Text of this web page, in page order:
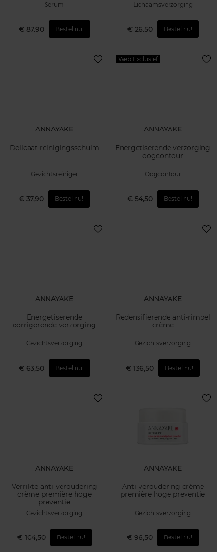
Serum
€ 87,90 Bestel nu!
Lichaamsverzorging
€ 26,50 Bestel nu!
ANNAYAKE
Delicaat reinigingsschuim
Gezichtsreiniger
€ 37,90 Bestel nu!
Web Exclusief
ANNAYAKE
Energetiserende verzorging
oogcontour
Oogcontour
€ 54,50 Bestel nu!
ANNAYAKE
Energetiserende
corrigerende verzorging
Gezichtsverzorging
€ 63,50 Bestel nu!
ANNAYAKE
Redensifierende anti-rimpel
crème
Gezichtsverzorging
€ 136,50 Bestel nu!
ANNAYAKE
Verrikte anti-veroudering
crème première hoge
preventie
Gezichtsverzorging
€ 104,50 Bestel nu!
ANNAYAKE
Anti-veroudering crème
première hoge preventie
Gezichtsverzorging
€ 96,50 Bestel nu!